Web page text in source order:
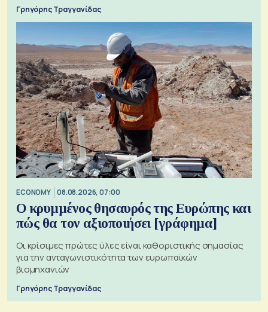
Γρηγόρης Τραγγανίδας
ECONOMY 08.08.2026, 07:00
Ο κρυμμένος θησαυρός της Ευρώπης και
πώς θα τον αξιοποιήσει [γράφημα]
Οι κρίσιμες πρώτες ύλες είναι καθοριστικής σημασίας
για την ανταγωνιστικότητα των ευρωπαϊκών
βιομηχανιών
Γρηγόρης Τραγγανίδας